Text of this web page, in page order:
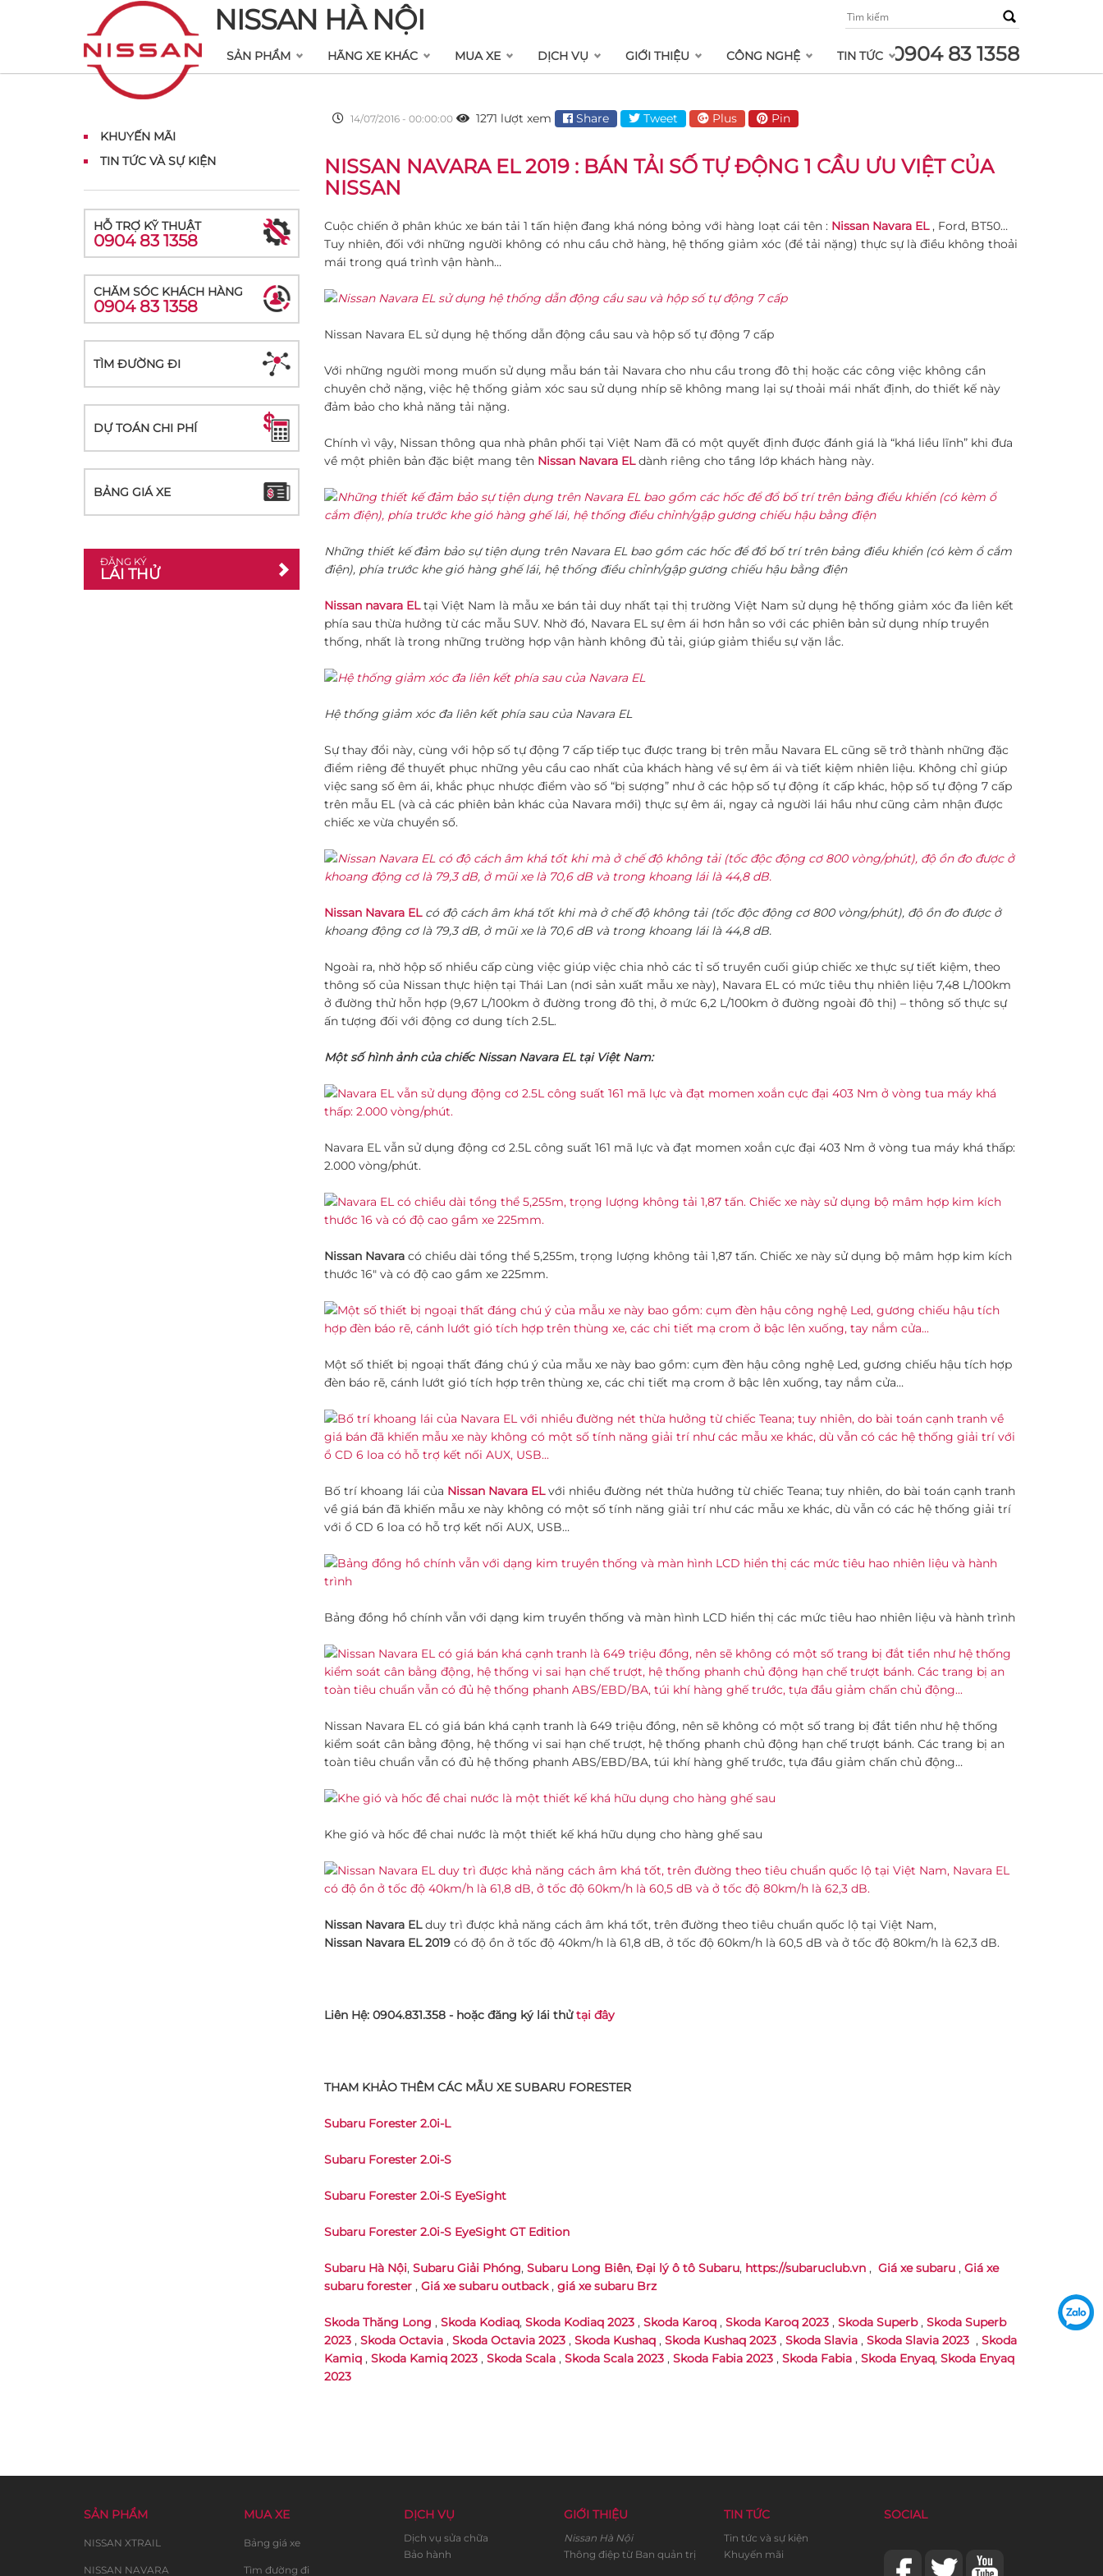
NISSAN HÀ NỘI
0904 83 1358
SẢN PHẨM HÃNG XE KHÁC MUA XE DỊCH VỤ GIỚI THIỆU CÔNG NGHỆ TIN TỨC
KHUYẾN MÃI
TIN TỨC VÀ SỰ KIỆN
HỖ TRỢ KỸ THUẬT
0904 83 1358
CHĂM SÓC KHÁCH HÀNG
0904 83 1358
TÌM ĐƯỜNG ĐI
DỰ TOÁN CHI PHÍ
BẢNG GIÁ XE
ĐĂNG KÝ
LÁI THỬ
14/07/2016 - 00:00:00 1271 lượt xem Share Tweet Plus Pin
NISSAN NAVARA EL 2019 : BÁN TẢI SỐ TỰ ĐỘNG 1 CẦU ƯU VIỆT CỦA
NISSAN
Cuộc chiến ở phân khúc xe bán tải 1 tấn hiện đang khá nóng bỏng với hàng loạt cái tên : Nissan Navara EL , Ford, BT50…
Tuy nhiên, đối với những người không có nhu cầu chở hàng, hệ thống giảm xóc (để tải nặng) thực sự là điều không thoải
mái trong quá trình vận hành…
Nissan Navara EL sử dụng hệ thống dẫn động cầu sau và hộp số tự động 7 cấp
Với những người mong muốn sử dụng mẫu bán tải Navara cho nhu cầu trong đô thị hoặc các công việc không cần
chuyên chở nặng, việc hệ thống giảm xóc sau sử dụng nhíp sẽ không mang lại sự thoải mái nhất định, do thiết kế này
đảm bảo cho khả năng tải nặng.
Chính vì vậy, Nissan thông qua nhà phân phối tại Việt Nam đã có một quyết định được đánh giá là “khá liều lĩnh” khi đưa
về một phiên bản đặc biệt mang tên Nissan Navara ELdành riêng cho tầng lớp khách hàng này.
Những thiết kế đảm bảo sự tiện dụng trên Navara EL bao gồm các hốc để đổ bố trí trên bảng điều khiển (có kèm ổ cắm
điện), phía trước khe gió hàng ghế lái, hệ thống điều chỉnh/gập gương chiếu hậu bằng điện
Nissan navara ELtại Việt Nam là mẫu xe bán tải duy nhất tại thị trường Việt Nam sử dụng hệ thống giảm xóc đa liên kết
phía sau thừa hưởng từ các mẫu SUV. Nhờ đó, Navara EL sự êm ái hơn hẳn so với các phiên bản sử dụng nhíp truyền
thống, nhất là trong những trường hợp vận hành không đủ tải, giúp giảm thiểu sự vặn lắc.
Hệ thống giảm xóc đa liên kết phía sau của Navara EL
Sự thay đổi này, cùng với hộp số tự động 7 cấp tiếp tục được trang bị trên mẫu Navara EL cũng sẽ trở thành những đặc
điểm riêng để thuyết phục những yêu cầu cao nhất của khách hàng về sự êm ái và tiết kiệm nhiên liệu. Không chỉ giúp
việc sang số êm ái, khắc phục nhược điểm vào số “bị sượng” như ở các hộp số tự động ít cấp khác, hộp số tự động 7 cấp
trên mẫu EL (và cả các phiên bản khác của Navara mới) thực sự êm ái, ngay cả người lái hầu như cũng cảm nhận được
chiếc xe vừa chuyển số.
Nissan Navara EL có độ cách âm khá tốt khi mà ở chế độ không tải (tốc độc động cơ 800 vòng/phút), độ ồn đo được ở
khoang động cơ là 79,3 dB, ở mũi xe là 70,6 dB và trong khoang lái là 44,8 dB.
Ngoài ra, nhờ hộp số nhiều cấp cùng việc giúp việc chia nhỏ các tỉ số truyền cuối giúp chiếc xe thực sự tiết kiệm, theo
thông số của Nissan thực hiện tại Thái Lan (nơi sản xuất mẫu xe này), Navara EL có mức tiêu thụ nhiên liệu 7,48 L/100km
ở đường thử hỗn hợp (9,67 L/100km ở đường trong đô thị, ở mức 6,2 L/100km ở đường ngoài đô thị) – thông số thực sự
ấn tượng đối với động cơ dung tích 2.5L.
Một số hình ảnh của chiếc Nissan Navara EL tại Việt Nam:
Navara EL vẫn sử dụng động cơ 2.5L công suất 161 mã lực và đạt momen xoắn cực đại 403 Nm ở vòng tua máy khá thấp:
2.000 vòng/phút.
Nissan Navaracó chiều dài tổng thể 5,255m, trọng lượng không tải 1,87 tấn. Chiếc xe này sử dụng bộ mâm hợp kim kích
thước 16″ và có độ cao gầm xe 225mm.
Một số thiết bị ngoại thất đáng chú ý của mẫu xe này bao gồm: cụm đèn hậu công nghệ Led, gương chiếu hậu tích hợp
đèn báo rẽ, cánh lướt gió tích hợp trên thùng xe, các chi tiết mạ crom ở bậc lên xuống, tay nắm cửa…
Bố trí khoang lái của Nissan Navara ELvới nhiều đường nét thừa hưởng từ chiếc Teana; tuy nhiên, do bài toán cạnh tranh
về giá bán đã khiến mẫu xe này không có một số tính năng giải trí như các mẫu xe khác, dù vẫn có các hệ thống giải trí
với ổ CD 6 loa có hỗ trợ kết nối AUX, USB…
Bảng đồng hồ chính vẫn với dạng kim truyền thống và màn hình LCD hiển thị các mức tiêu hao nhiên liệu và hành trình
Nissan Navara EL có giá bán khá cạnh tranh là 649 triệu đồng, nên sẽ không có một số trang bị đắt tiền như hệ thống
kiểm soát cân bằng động, hệ thống vi sai hạn chế trượt, hệ thống phanh chủ động hạn chế trượt bánh. Các trang bị an
toàn tiêu chuẩn vẫn có đủ hệ thống phanh ABS/EBD/BA, túi khí hàng ghế trước, tựa đầu giảm chấn chủ động…
Khe gió và hốc đề chai nước là một thiết kế khá hữu dụng cho hàng ghế sau
Nissan Navara ELduy trì được khả năng cách âm khá tốt, trên đường theo tiêu chuẩn quốc lộ tại Việt Nam,
Nissan Navara EL 2019có độ ồn ở tốc độ 40km/h là 61,8 dB, ở tốc độ 60km/h là 60,5 dB và ở tốc độ 80km/h là 62,3 dB.
Liên Hệ: 0904.831.358 - hoặc đăng ký lái thửtại đây
THAM KHẢO THÊM CÁC MẪU XE SUBARU FORESTER
Subaru Forester 2.0i-L
Subaru Forester 2.0i-S
Subaru Forester 2.0i-S EyeSight
Subaru Forester 2.0i-S EyeSight GT Edition
Subaru Hà Nội, Subaru Giải Phóng, Subaru Long Biên, Đại lý ô tô Subaru, https://subaruclub.vn, Giá xe subaru, Giá xe
subaru forester, Giá xe subaru outback, giá xe subaru Brz
Skoda Thăng Long , Skoda Kodiaq, Skoda Kodiaq 2023, Skoda Karoq, Skoda Karoq 2023, Skoda Superb, Skoda Superb
2023, Skoda Octavia, Skoda Octavia 2023, Skoda Kushaq, Skoda Kushaq 2023, Skoda Slavia, Skoda Slavia 2023, Skoda
Kamiq, Skoda Kamiq 2023, Skoda Scala, Skoda Scala 2023, Skoda Fabia 2023, Skoda Fabia, Skoda Enyaq, Skoda Enyaq
2023
SẢN PHẨM
NISSAN XTRAIL
NISSAN NAVARA
MUA XE
Bảng giá xe
Tìm đường đi
DỊCH VỤ
Dịch vụ sửa chữa
Bảo hành
GIỚI THIỆU
Nissan Hà Nội
Thông điệp từ Ban quản trị
TIN TỨC
Tin tức và sự kiện
Khuyến mãi
SOCIAL